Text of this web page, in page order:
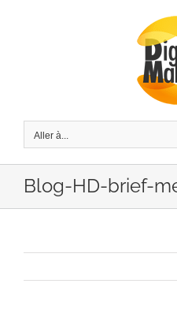
Aller à...
Blog-HD-brief-